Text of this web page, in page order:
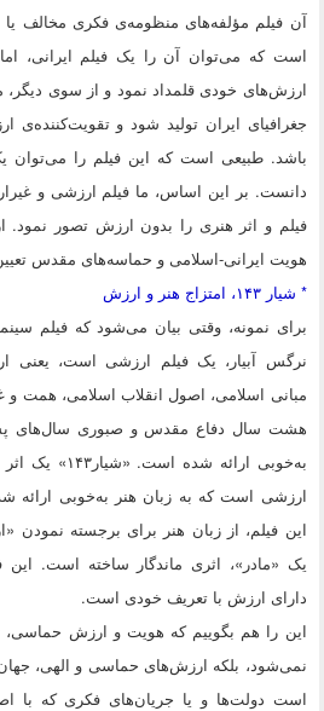
آن فیلم مؤلفه‌های منظومه‌ی فکری مخالف یا
است که می‌توان آن را یک فیلم ایرانی،
ارزش‌های خودی قلمداد نمود و از سوی
جغرافیای ایران تولید شود و
باشد. طبیعی است که این فیلم را می‌توان
دانست. بر این اساس، ما فیلم ارزشی و
فیلم و اثر هنری را بدون ارزش تصور نمود.
هویت ایرانی-اسلامی و حماسه‌های مقدس
* شیار ۱۴۳، امتزاج هنر و ارزش
نرگس آبیار، یک فیلم ارزشی است، یعنی
مبانی اسلامی، اصول انقلاب اسلامی، همت
هشت سال دفاع مقدس و صبوری سال‌های
به‌خوبی ارائه
ارزشی است که به زبان هنر به‌خوبی ارائه
این فیلم، از زبان هنر برای برجسته نمودن
یک «مادر»، اثری ماندگار ساخته است.
دارای ارزش با تعریف خودی است.
این را هم بگوییم که هویت و ارزش حماسی،
نمی‌شود، بلکه ارزش‌های حماسی و الهی،
است دولت‌ها و یا جریان‌های فکری که با